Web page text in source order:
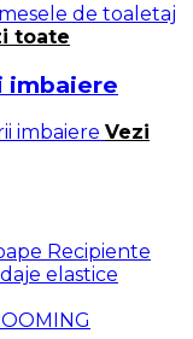
de toaletaj
toate
imbaiere
imbaiere Vezi
Recipiente
elastice